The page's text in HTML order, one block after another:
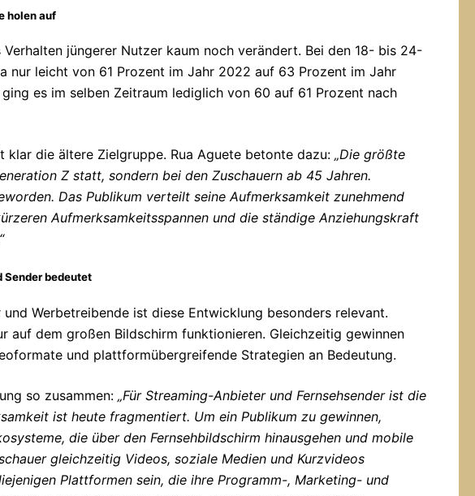
holen auf
jüngerer Nutzer kaum noch verändert. Bei den 18- bis 24-
nur leicht von 61 Prozent im Jahr 2022 auf 63 Prozent im Jahr
es im selben Zeitraum lediglich von 60 auf 61 Prozent nach
klar die ältere Zielgruppe. Rua Aguete betonte dazu: „Die größte
Z statt, sondern bei den Zuschauern ab 45 Jahren.
Das Publikum verteilt seine Aufmerksamkeit zunehmend
Aufmerksamkeitsspannen und die ständige Anziehungskraft
Sender bedeutet
Werbetreibende ist diese Entwicklung besonders relevant.
auf dem großen Bildschirm funktionieren. Gleichzeitig gewinnen
und plattformübergreifende Strategien an Bedeutung.
so zusammen: „Für Streaming-Anbieter und Fernsehsender ist die
ist heute fragmentiert. Um ein Publikum zu gewinnen,
die über den Fernsehbildschirm hinausgehen und mobile
gleichzeitig Videos, soziale Medien und Kurzvideos
Plattformen sein, die ihre Programm-, Marketing- und